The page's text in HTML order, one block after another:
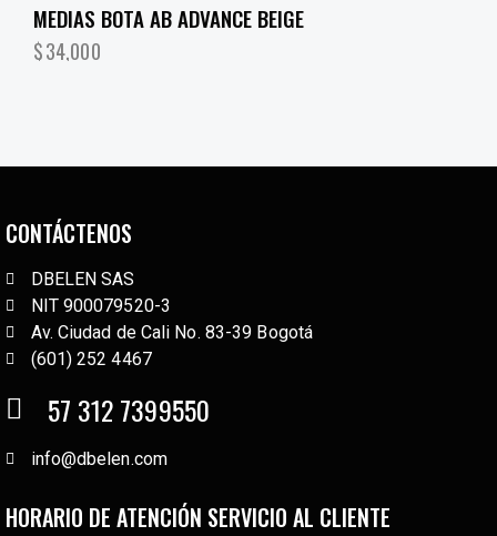
MEDIAS BOTA AB ADVANCE BEIGE
$34,000
CONTÁCTENOS
DBELEN SAS
NIT 900079520-3
Av. Ciudad de Cali No. 83-39 Bogotá
(601) 252 4467
57 312 7399550
info@dbelen.com
HORARIO DE ATENCIÓN SERVICIO AL CLIENTE